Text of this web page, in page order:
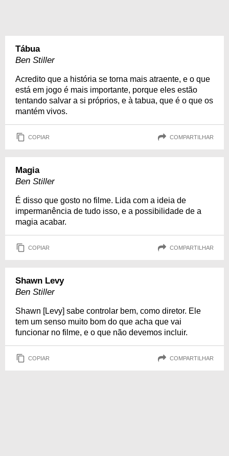
Tábua
Ben Stiller
Acredito que a história se torna mais atraente, e o que
está em jogo é mais importante, porque eles estão
tentando salvar a si próprios, e à tabua, que é o que os
mantém vivos.
COPIAR COMPARTILHAR
Magia
Ben Stiller
É disso que gosto no filme. Lida com a ideia de
impermanência de tudo isso, e a possibilidade de a
magia acabar.
COPIAR COMPARTILHAR
Shawn Levy
Ben Stiller
Shawn [Levy] sabe controlar bem, como diretor. Ele
tem um senso muito bom do que acha que vai
funcionar no filme, e o que não devemos incluir.
COPIAR COMPARTILHAR